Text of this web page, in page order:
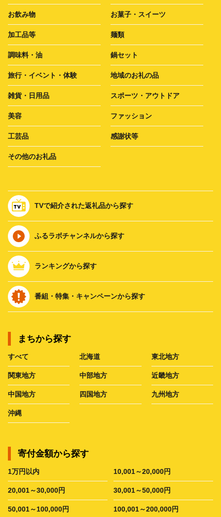
お飲み物 お菓子・スイーツ
加工品等 麺類
調味料・油 鍋セット
旅行・イベント・体験 地域のお礼の品
雑貨・日用品 スポーツ・アウトドア
美容 ファッション
工芸品 感謝状等
その他のお礼品
TVで紹介された返礼品から探す
ふるラボチャンネルから探す
ランキングから探す
番組・特集・キャンペーンから探す
まちから探す
すべて 北海道 東北地方
関東地方 中部地方 近畿地方
中国地方 四国地方 九州地方
沖縄
寄付金額から探す
1万円以内 10,001～20,000円
20,001～30,000円 30,001～50,000円
50,001～100,000円 100,001～200,000円